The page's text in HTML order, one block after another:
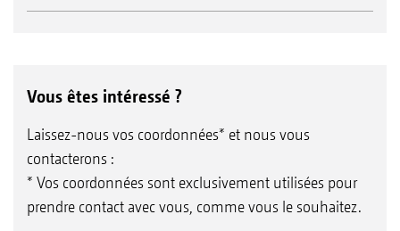
Vous êtes intéressé ?
Laissez-nous vos coordonnées* et nous vous
contacterons :
* Vos coordonnées sont exclusivement utilisées pour
prendre contact avec vous, comme vous le souhaitez.